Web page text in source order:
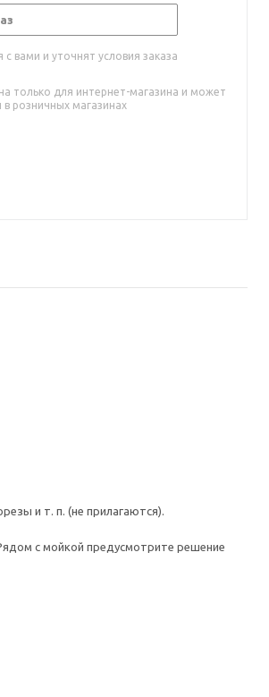
вами и уточнят условия заказа
только для интернет-магазина и может
в розничных магазинах
и т. п. (не прилагаются).
с мойкой предусмотрите решение